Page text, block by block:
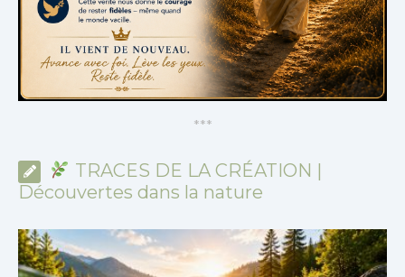
***
TRACES DE LA CRÉATION |
Découvertes dans la nature